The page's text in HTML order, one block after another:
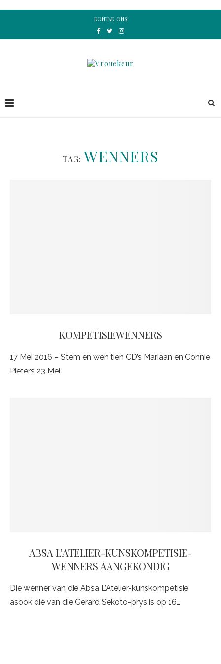
KONTAK ONS
TAG: WENNERS
KOMPETISIEWENNERS
17 Mei 2016 – Stem en wen tien CD’s Mariaan en Connie
Pieters 23 Mei…
ABSA L’ATELIER-KUNSKOMPETISIE-
WENNERS AANGEKONDIG
Die wenner van die Absa L’Atelier-kunskompetisie
asook dié van die Gerard Sekoto-prys is op 16…